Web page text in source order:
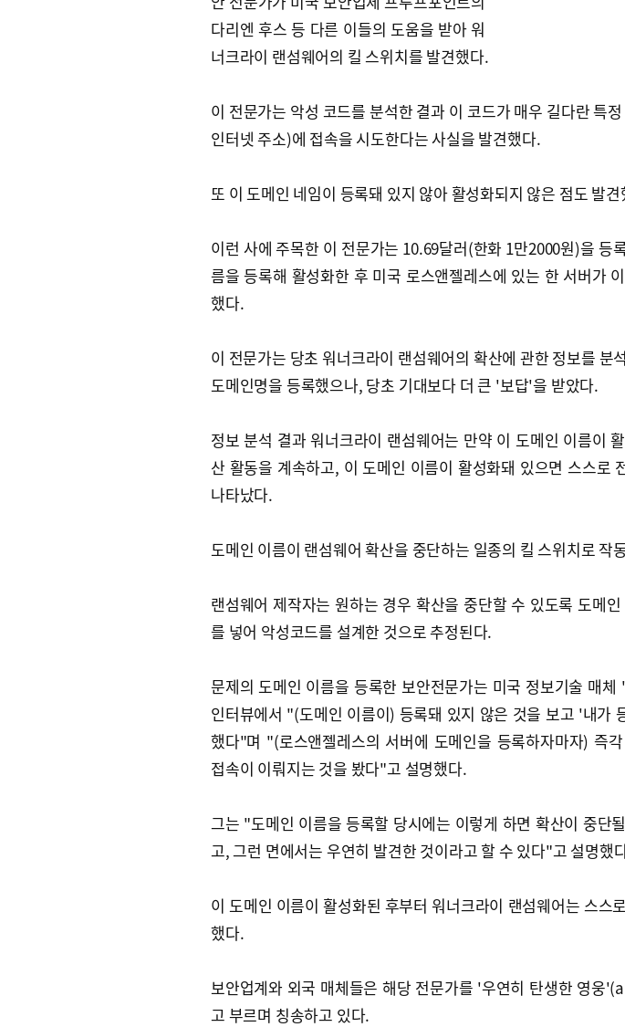
다리엔 후스 등 다른 이들의 도움을 받아 워
너크라이 랜섬웨어의 킬 스위치를 발견했다.
이 전문가는 악성 코드를 분석한 결과 이 코드가 매우 길다란 특
인터넷 주소)에 접속을 시도한다는 사실을 발견했다.
또 이 도메인 네임이 등록돼 있지 않아 활성화되지 않은 점도 발견
이런 사에 주목한 이 전문가는 10.69달러(한화 1만2000원)을 등
름을 등록해 활성화한 후 미국 로스앤젤레스에 있는 한 서버가
했다.
이 전문가는 당초 워너크라이 랜섬웨어의 확산에 관한 정보를 분
도메인명을 등록했으나, 당초 기대보다 더 큰 '보답'을 받았다.
정보 분석 결과 워너크라이 랜섬웨어는 만약 이 도메인 이름이
산 활동을 계속하고, 이 도메인 이름이 활성화돼 있으면 스스로
나타났다.
도메인 이름이 랜섬웨어 확산을 중단하는 일종의 킬 스위치로 작
랜섬웨어 제작자는 원하는 경우 확산을 중단할 수 있도록 도메
를 넣어 악성코드를 설계한 것으로 추정된다.
문제의 도메인 이름을 등록한 보안전문가는 미국 정보기술 매
인터뷰에서 "(도메인 이름이) 등록돼 있지 않은 것을 보고 '내가
했다"며 "(로스앤젤레스의 서버에 도메인을 등록하자마자) 즉
접속이 이뤄지는 것을 봤다"고 설명했다.
그는 "도메인 이름을 등록할 당시에는 이렇게 하면 확산이 중단
고, 그런 면에서는 우연히 발견한 것이라고 할 수 있다"고 설명했
이 도메인 이름이 활성화된 후부터 워너크라이 랜섬웨어는 스스
했다.
보안업계와 외국 매체들은 해당 전문가를 '우연히 탄생한 영
고 부르며 칭송하고 있다.